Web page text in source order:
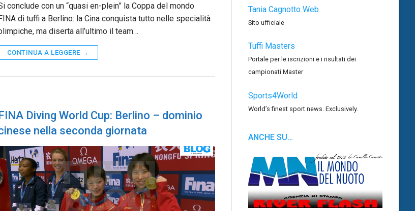
conclude con un “quasi en-plein” la Coppa del mondo
di tuffi a Berlino: la Cina conquista tutto nelle specialità
ma diserta all’ultimo il team…
CONTINUA A LEGGERE →
Diving World Cup: Berlino – dominio
nella seconda giornata
Tania Cagnotto Web
Sito ufficiale
Tuffi Masters
Portale per le iscrizioni e i risultati dei
campionati Master
Sports4World
World’s finest sport news. Exclusively.
ANCHE SU…